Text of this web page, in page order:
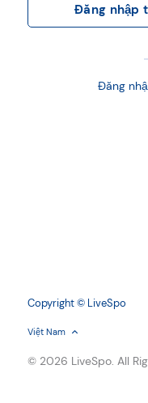
Đăng nhập
Đăng
Copyright © LiveSpo
Việt Nam
© 2026 LiveSpo. All